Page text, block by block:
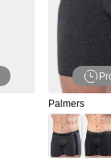
Palmers